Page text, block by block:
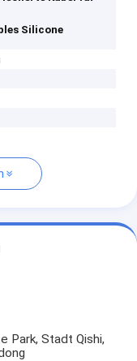
Silicone
Park, Stadt Qishi,